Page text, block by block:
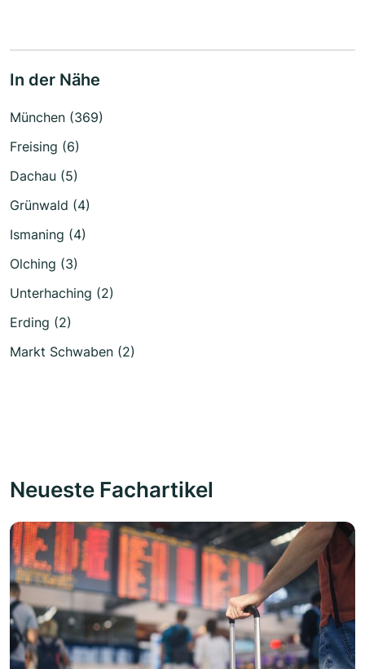
In der Nähe
München (369)
Freising (6)
Dachau (5)
Grünwald (4)
Ismaning (4)
Olching (3)
Unterhaching (2)
Erding (2)
Markt Schwaben (2)
Neueste Fachartikel